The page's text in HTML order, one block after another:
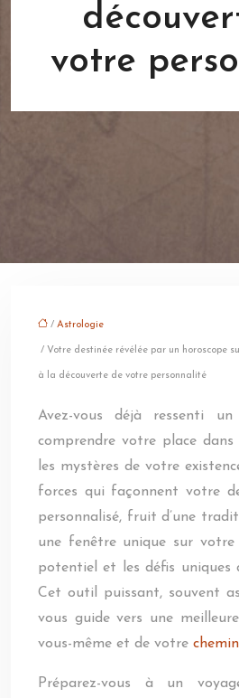
votre
/ Astrologie
/ Votre destinée révélée par un horoscope
à la découverte de votre personnalité
Avez-vous déjà ressenti
comprendre votre place
les mystères de votre
forces qui façonnent votre
personnalisé, fruit d’une
une fenêtre unique sur votre
potentiel et les défis uniques
Cet outil puissant, souvent
vous guide vers une
vous-même et de votre
Préparez-vous à un